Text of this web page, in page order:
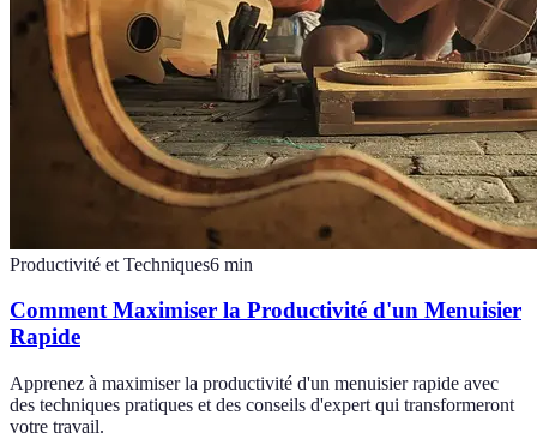
Productivité et Techniques6 min
Comment Maximiser la Productivité d'un Menuisier
Rapide
Apprenez à maximiser la productivité d'un menuisier rapide avec
des techniques pratiques et des conseils d'expert qui transformeront
votre travail.